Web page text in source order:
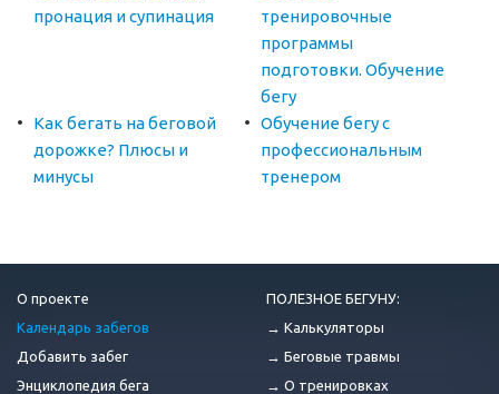
пронация и супинация
тренировочные
программы
подготовки. Обучение
бегу
Как бегать на беговой
дорожке? Плюсы и
минусы
Обучение бегу с
профессиональным
тренером
О проекте
Календарь забегов
Добавить забег
Энциклопедия бега
ПОЛЕЗНОЕ БЕГУНУ:
→ Калькуляторы
→ Беговые травмы
→ О тренировках